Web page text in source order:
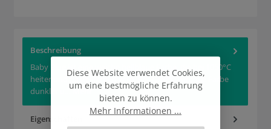
Beschreibung
Baby Blue ist eine weiche hellblaue Farbe, die bei 1050°C
heiter und pastellfarben wird. Bei 1200°C wird die Farbe
dunkler u…Mehr
Eigenschaften
Diese Website verwendet Cookies,
um eine bestmögliche Erfahrung
bieten zu können.
Mehr Informationen ...